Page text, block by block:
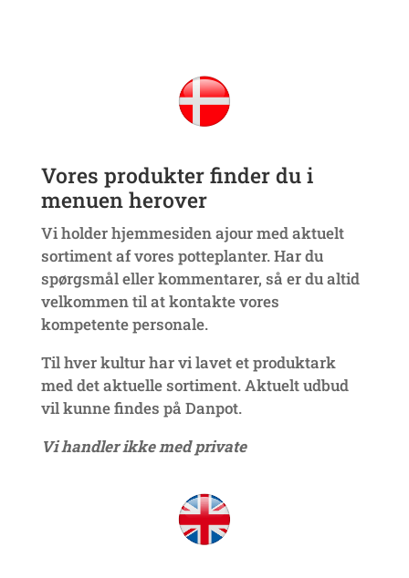
Vores produkter finder du i
menuen herover
Vi holder hjemmesiden ajour med aktuelt
sortiment af vores potteplanter. Har du
spørgsmål eller kommentarer, så er du altid
velkommen til at kontakte vores
kompetente personale.
Til hver kultur har vi lavet et produktark
med det aktuelle sortiment. Aktuelt udbud
vil kunne findes på Danpot.
Vi handler ikke med private